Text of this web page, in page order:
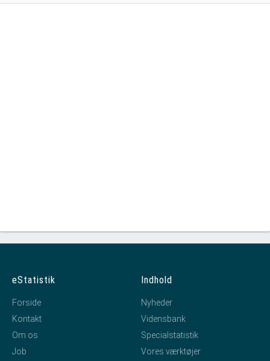
eStatistik
Forside
Kontakt
Om os
Job
Indhold
Nyheder
Vidensbank
Specialstatistik
Vores værktøjer